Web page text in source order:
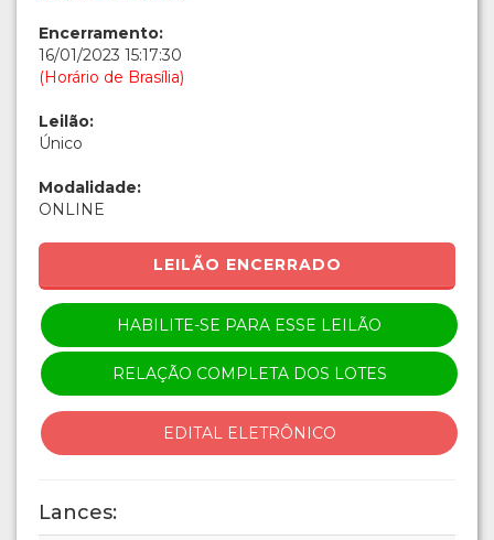
Encerramento:
16/01/2023 15:17:30
(Horário de Brasília)
Leilão:
Único
Modalidade:
ONLINE
LEILÃO ENCERRADO
HABILITE-SE PARA ESSE LEILÃO
RELAÇÃO COMPLETA DOS LOTES
EDITAL ELETRÔNICO
Lances: